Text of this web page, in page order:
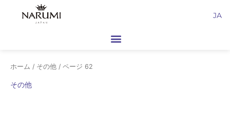
JA
ホーム / その他 / ページ 62
その他